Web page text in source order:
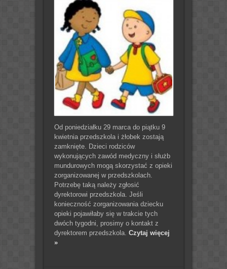
Od poniedziałku 29 marca do piątku 9
kwietnia przedszkola i żłobek zostają
zamknięte. Dzieci rodziców
wykonujących zawód medyczny i służb
mundurowych mogą skorzystać z opieki
zorganizowanej w przedszkolach.
Potrzebę taką należy zgłosić
dyrektorowi przedszkola. Jeśli
konieczność zorganizowania dziecku
opieki pojawiłaby się w trakcie tych
dwóch tygodni, prosimy o kontakt z
dyrektorem przedszkola. Czytaj więcej
»